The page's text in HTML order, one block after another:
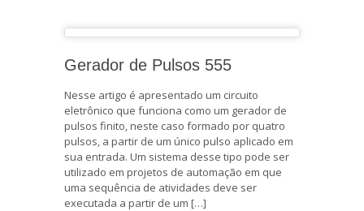
Gerador de Pulsos 555
Nesse artigo é apresentado um circuito
eletrônico que funciona como um gerador de
pulsos finito, neste caso formado por quatro
pulsos, a partir de um único pulso aplicado em
sua entrada. Um sistema desse tipo pode ser
utilizado em projetos de automação em que
uma sequência de atividades deve ser
executada a partir de um […]